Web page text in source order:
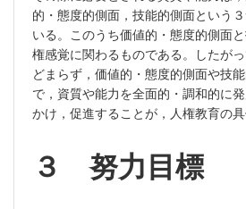
的・態度的側面，技能的側面という
いる。このうち価値的・態度的側面
権感覚に関わるものである。したが
どまらず，価値的・態度的側面や技
で，資質や能力を全面的・調和的に
かけ，促進することが，人権教育の具
３ 努力目標